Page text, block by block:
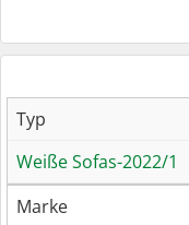
Typ
Weiße Sofas-2022/1
Marke